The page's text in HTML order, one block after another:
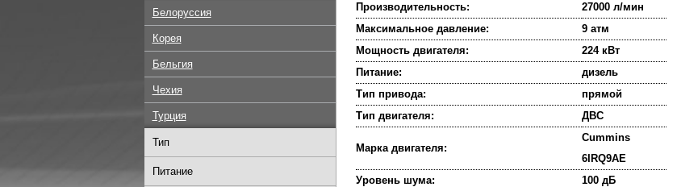
Белоруссия
Корея
Бельгия
Чехия
Турция
Тип
Питание
Производительность:
27000 л/мин
Максимальное давление:
9 атм
Мощность двигателя:
224 кВт
Питание:
дизель
Тип привода:
прямой
Тип двигателя:
ДВС
Марка двигателя:
Cummins
6IRQ9AE
Уровень шума:
100 дБ